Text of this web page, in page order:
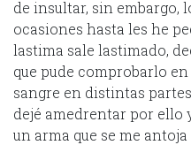
de insultar, sin embargo,
ocasiones hasta les he
lastima sale lastimado,
que pude comprobarlo
sangre en distintas
dejé amedrentar por ello
un arma que se me